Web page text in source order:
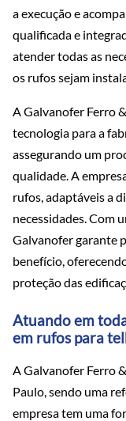
a execução e
qualificada e
atender todas as
os rufos sejam
A Galvanofer Ferro
tecnologia para a
assegurando um
qualidade. A
rufos, adaptáveis a
necessidades. Com
Galvanofer garante
benefício,
proteção das
Atuando em
em rufos para
A Galvanofer Ferro
Paulo, sendo uma
empresa tem uma